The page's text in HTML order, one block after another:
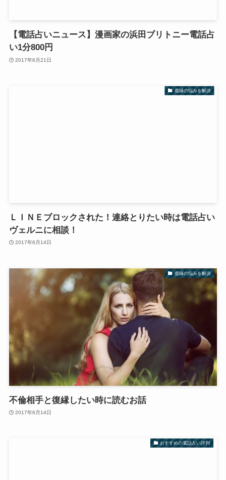
【電話占いニュース】漫画家の浜田ブリトニー電話占
い1分800円
2017年6月21日
復縁の悩みを解決
ＬＩＮＥブロックされた！連絡とりたい時は電話占い
ヴェルニに相談！
2017年6月14日
復縁の悩みを解決
不倫相手と復縁したい時に読むお話
2017年6月14日
おすすめの電話占い評判